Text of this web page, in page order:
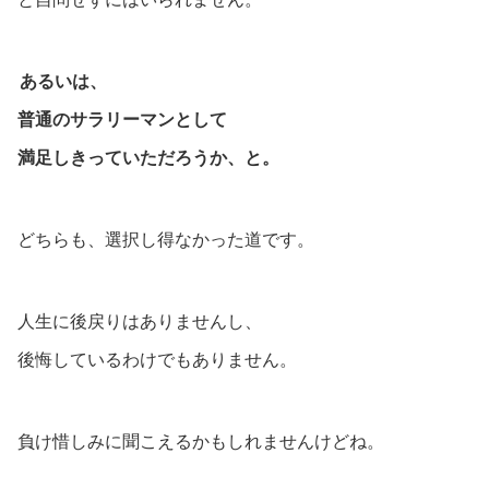
あるいは、
普通のサラリーマンとして
満足しきっていただろうか、と。
どちらも、選択し得なかった道です。
人生に後戻りはありませんし、
後悔しているわけでもありません。
負け惜しみに聞こえるかもしれませんけどね。